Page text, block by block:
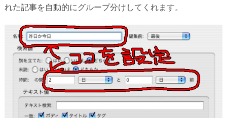
れた記事を自動的にグループ分けしてくれます。